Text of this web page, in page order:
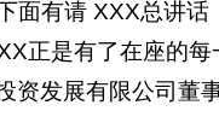
面有请 XXX总讲话
正是有了在座的
资发展有限公司董